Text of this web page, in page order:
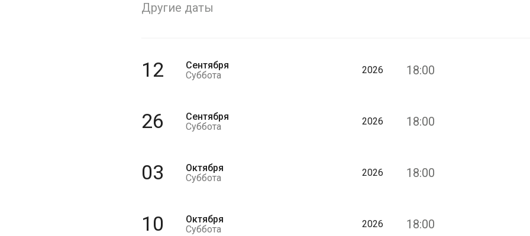
Другие даты
12
Сентября
Суббота
2026 18:00
26
Сентября
Суббота
2026 18:00
03
Октября
Суббота
2026 18:00
10
Октября
Суббота
2026 18:00